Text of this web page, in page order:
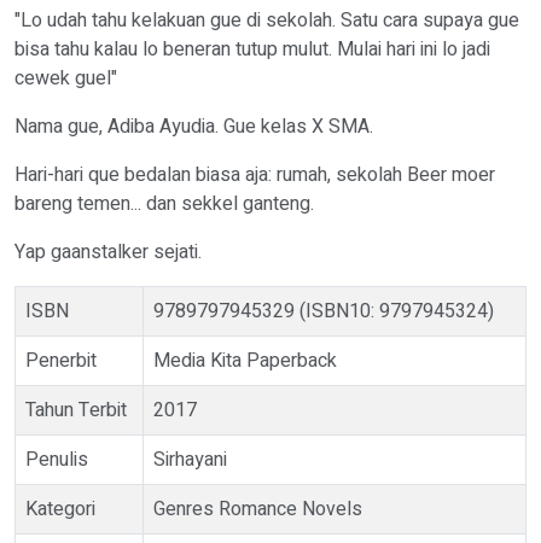
"Lo udah tahu kelakuan gue di sekolah. Satu cara supaya gue
bisa tahu kalau lo beneran tutup mulut. Mulai hari ini lo jadi
cewek guel"
Nama gue, Adiba Ayudia. Gue kelas X SMA.
Hari-hari que bedalan biasa aja: rumah, sekolah Beer moer
bareng temen... dan sekkel ganteng.
Yap gaanstalker sejati.
ISBN
9789797945329 (ISBN10: 9797945324)
Penerbit
Media Kita Paperback
Tahun Terbit
2017
Penulis
Sirhayani
Kategori
Genres Romance Novels